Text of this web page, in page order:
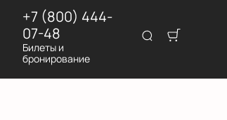
+7 (800) 444-
07-48
Билеты и
бронирование